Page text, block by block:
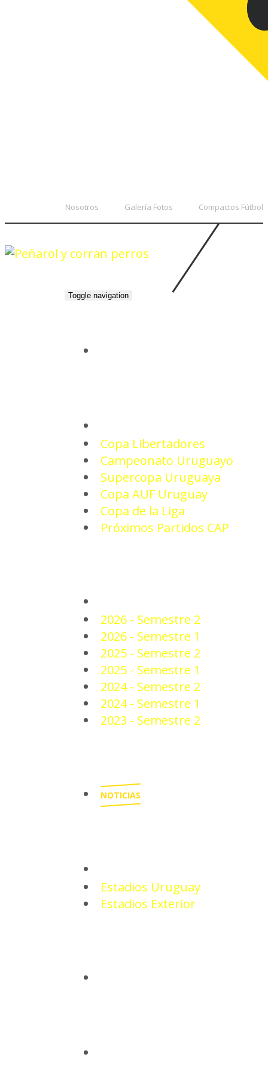
Nosotros Galería Fotos Compactos Fútbol
Toggle navigation
Copa Libertadores
Campeonato Uruguayo
Supercopa Uruguaya
Copa AUF Uruguay
Copa de la Liga
Próximos Partidos CAP
2026 - Semestre 2
2026 - Semestre 1
2025 - Semestre 2
2025 - Semestre 1
2024 - Semestre 2
2024 - Semestre 1
2023 - Semestre 2
NOTICIAS
Estadios Uruguay
Estadios Exterior